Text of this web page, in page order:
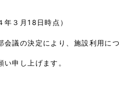
３月18日時点）
議の決定により、施設利用に
申し上げます。